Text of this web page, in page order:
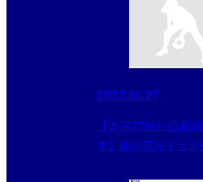
2023.12.27
【本日27日が応募
す】葛の花ルイボス